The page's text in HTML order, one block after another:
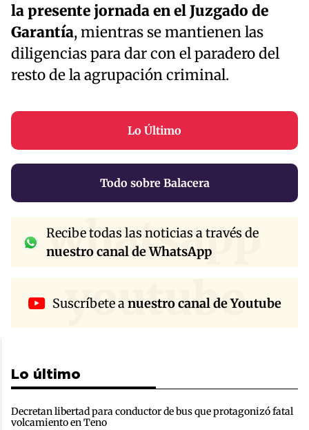
la presente jornada en el Juzgado de
Garantía, mientras se mantienen las
diligencias para dar con el paradero del
resto de la agrupación criminal.
Lo Último
Todo sobre Balacera
whatsapp
Recibe todas las noticias a través de
nuestro canal de WhatsApp
youtube
Suscríbete a nuestro canal de Youtube
Lo último
Decretan libertad para conductor de bus que protagonizó fatal
volcamiento en Teno